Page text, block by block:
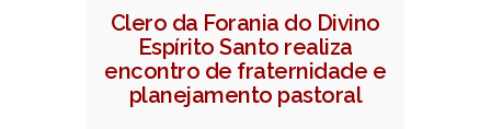
Clero da Forania do Divino
Espírito Santo realiza
encontro de fraternidade e
planejamento pastoral